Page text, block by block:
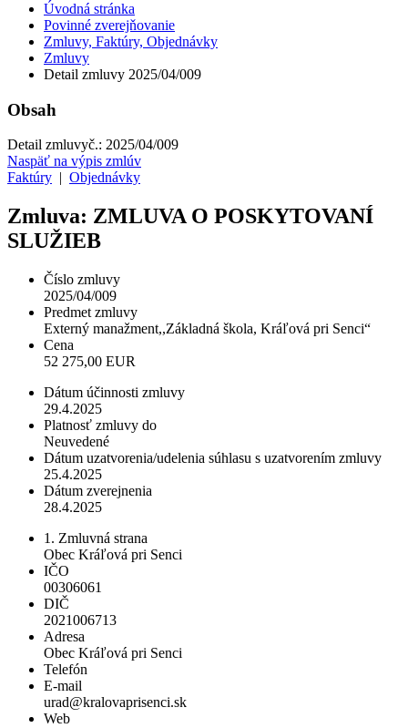
Úvodná stránka
Povinné zverejňovanie
Zmluvy, Faktúry, Objednávky
Zmluvy
Detail zmluvy 2025/04/009
Obsah
Detail zmluvyč.: 2025/04/009
Naspäť na výpis zmlúv
Faktúry
Objednávky
Zmluva: ZMLUVA O POSKYTOVANÍ
SLUŽIEB
Číslo zmluvy
2025/04/009
Predmet zmluvy
Externý manažment,,Základná škola, Kráľová pri Senci“
Cena
52 275,00 EUR
Dátum účinnosti zmluvy
29.4.2025
Platnosť zmluvy do
Neuvedené
Dátum uzatvorenia/udelenia súhlasu s uzatvorením zmluvy
25.4.2025
Dátum zverejnenia
28.4.2025
1. Zmluvná strana
Obec Kráľová pri Senci
IČO
00306061
DIČ
2021006713
Adresa
Obec Kráľová pri Senci
Telefón
E-mail
urad@kralovaprisenci.sk
Web